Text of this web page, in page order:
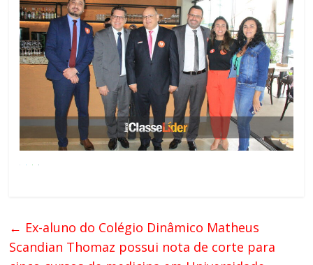
← Ex-aluno do Colégio Dinâmico Matheus
Scandian Thomaz possui nota de corte para